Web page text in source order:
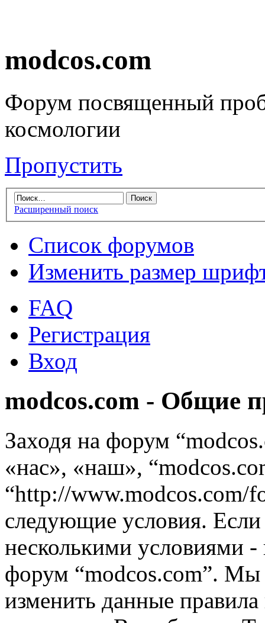
modcos.com
Форум посвященный
космологии
Пропустить
Расширенный поиск
Список форумов
Изменить размер
FAQ
Регистрация
Вход
modcos.com - Общие
Заходя на форум
«нас», «наш»,
“http://www.modcos.com/
следующие условия.
несколькими условиями -
форум “modcos.com”. Мы
изменить данные